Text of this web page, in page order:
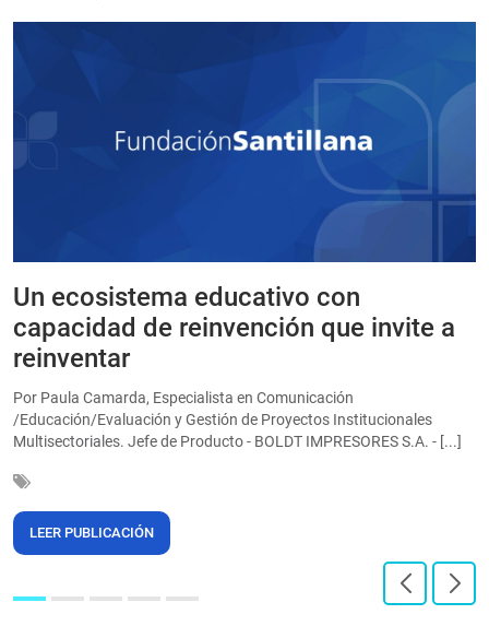
Un ecosistema educativo con
capacidad de reinvención que invite a
reinventar
Por Paula Camarda, Especialista en Comunicación
/Educación/Evaluación y Gestión de Proyectos Institucionales
Multisectoriales. Jefe de Producto - BOLDT IMPRESORES S.A. - [...]
LEER PUBLICACIÓN